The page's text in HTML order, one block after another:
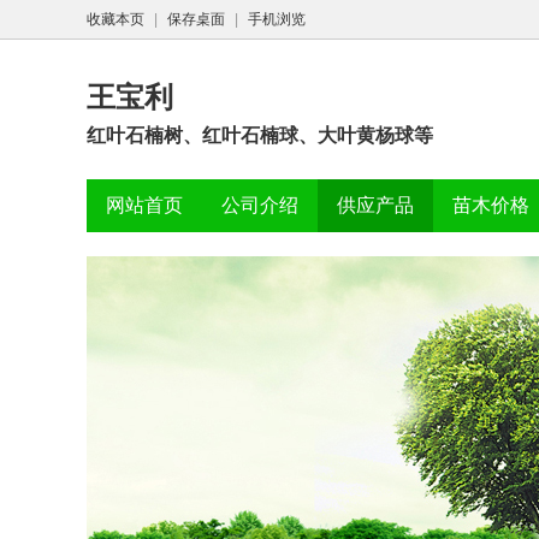
收藏本页 保存桌面 手机浏览
王宝利
红叶石楠树、红叶石楠球、大叶黄杨球等
网站首页 公司介绍 供应产品 苗木价格